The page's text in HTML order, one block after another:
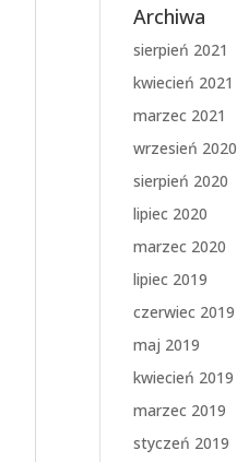
Archiwa
sierpień 2021
kwiecień 2021
marzec 2021
wrzesień 2020
sierpień 2020
lipiec 2020
marzec 2020
lipiec 2019
czerwiec 2019
maj 2019
kwiecień 2019
marzec 2019
styczeń 2019